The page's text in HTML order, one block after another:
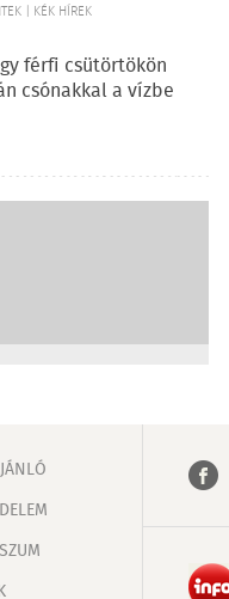
| KÉK HÍREK
férfi csütörtökön
csónakkal a vízbe